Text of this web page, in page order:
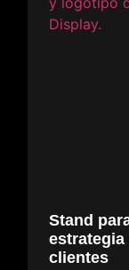
Stand
clientes